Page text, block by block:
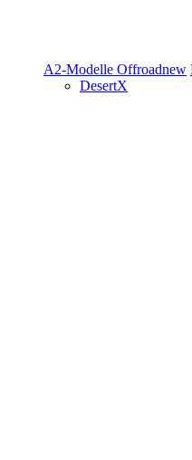
A2-Modelle Offroadnew
DesertX